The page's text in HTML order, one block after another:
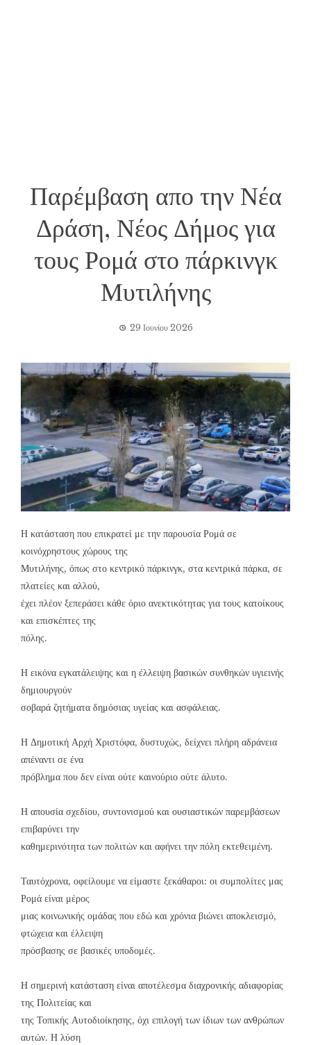
Παρέμβαση απο την Νέα
Δράση, Νέος Δήμος για
τους Ρομά στο πάρκινγκ
Μυτιλήνης
29 Ιουνίου 2026
Η κατάσταση που επικρατεί με την παρουσία Ρομά σε
κοινόχρηστους χώρους της
Μυτιλήνης, όπως στο κεντρικό πάρκινγκ, στα κεντρικά πάρκα, σε
πλατείες και αλλού,
έχει πλέον ξεπεράσει κάθε όριο ανεκτικότητας για τους κατοίκους
και επισκέπτες της
πόλης.
Η εικόνα εγκατάλειψης και η έλλειψη βασικών συνθηκών υγιεινής
δημιουργούν
σοβαρά ζητήματα δημόσιας υγείας και ασφάλειας.
Η Δημοτική Αρχή Χριστόφα, δυστυχώς, δείχνει πλήρη αδράνεια
απέναντι σε ένα
πρόβλημα που δεν είναι ούτε καινούριο ούτε άλυτο.
Η απουσία σχεδίου, συντονισμού και ουσιαστικών παρεμβάσεων
επιβαρύνει την
καθημερινότητα των πολιτών και αφήνει την πόλη εκτεθειμένη.
Ταυτόχρονα, οφείλουμε να είμαστε ξεκάθαροι: οι συμπολίτες μας
Ρομά είναι μέρος
μιας κοινωνικής ομάδας που εδώ και χρόνια βιώνει αποκλεισμό,
φτώχεια και έλλειψη
πρόσβασης σε βασικές υποδομές.
Η σημερινή κατάσταση είναι αποτέλεσμα διαχρονικής αδιαφορίας
της Πολιτείας και
της Τοπικής Αυτοδιοίκησης, όχι επιλογή των ίδιων των ανθρώπων
αυτών. Η λύση